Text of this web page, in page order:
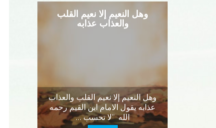
وهل النعيم إلا نعيم القلب
والعذاب عذابه
وهل النعيم إلا نعيم القلب والعذاب
عذابه يقول الامام ابن القيم رحمه
الله “لا تحسب …